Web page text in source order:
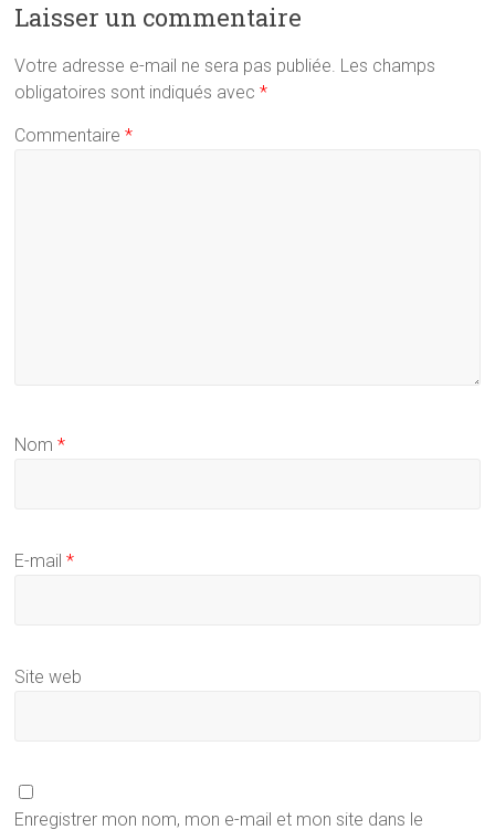
Laisser un commentaire
Votre adresse e-mail ne sera pas publiée. Les champs
obligatoires sont indiqués avec*
Commentaire*
Nom*
E-mail*
Site web
Enregistrer mon nom, mon e-mail et mon site dans le